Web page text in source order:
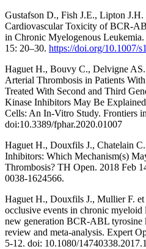
Gustafson D., Fish J.E., Lipton J.H.
Cardiovascular Toxicity of BCR-
in Chronic Myelogenous
15: 20–30. https://doi.org/10.1007/
Haguet H., Bouvy C., Delvigne
Arterial Thrombosis in Patients
Treated With Second and Third
Kinase Inhibitors May Be
Cells: An In-Vitro Study. Frontiers
doi:10.3389/fphar.2020.01007
Haguet H., Douxfils J., Chatelain
Inhibitors: Which Mechanism(s)
Thrombosis? TH Open. 2018 Feb
0038-1624566.
Haguet H., Douxfils J., Mullier F.
occlusive events in chronic myeloid
new generation BCR-ABL tyrosine
review and meta-analysis. Expert
5-12. doi: 10.1080/